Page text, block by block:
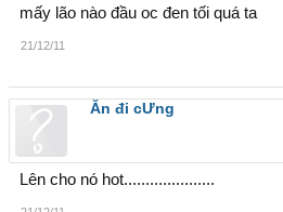
mấy lão nào đầu oc đen tối quá ta
21/12/11
Ăn đi cƯng
Lên cho nó hot.....................